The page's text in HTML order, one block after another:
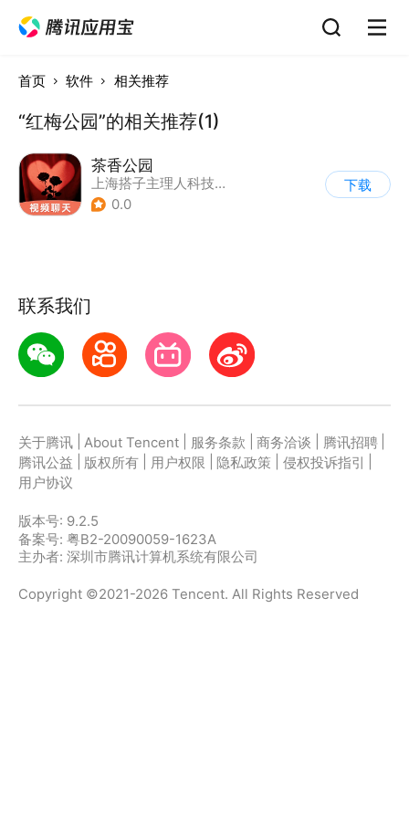
首页 软件 相关推荐
“红梅公园”的相关推荐(1)
茶香公园
上海搭子主理人科技有限公司
0.0
下载
联系我们
关于腾讯 About Tencent 服务条款 商务洽谈 腾讯招聘
腾讯公益
版权所有 用户权限 隐私政策 侵权投诉指引
用户协议
版本号: 9.2.5
备案号: 粤B2-20090059-1623A
主办者: 深圳市腾讯计算机系统有限公司
Copyright ©2021-2026 Tencent. All Rights Reserved